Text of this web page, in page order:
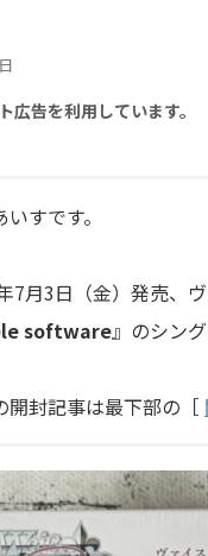
告を利用しています。
すです。
7月3日（金）発売、
software』のシン
封記事は最下部の［